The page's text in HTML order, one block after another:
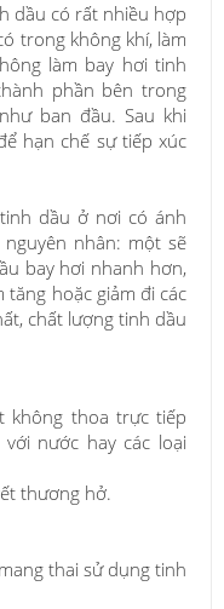
dầu có rất nhiều hợp
trong không khí, làm
làm bay hơi tinh
phần bên trong
ban đầu. Sau khi
hạn chế sự tiếp xúc
dầu ở nơi có ánh
nhân: một sẽ
bay hơi nhanh hơn,
tăng hoặc giảm đi các
chất lượng tinh dầu
không thoa trực tiếp
nước hay các loại
thương hở.
thai sử dụng tinh